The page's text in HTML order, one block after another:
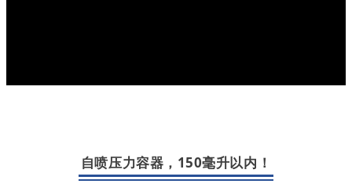
自喷压力容器，150毫升以内！